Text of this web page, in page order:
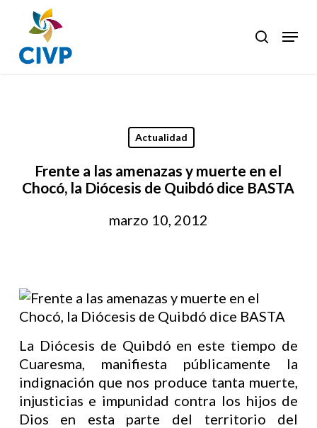
main
content
search
Menu
Actualidad
Frente a las amenazas y muerte en el
Chocó, la Diócesis de Quibdó dice BASTA
marzo 10, 2012
La Diócesis de Quibdó en este tiempo de
Cuaresma, manifiesta públicamente la
indignación que nos produce tanta muerte,
injusticias e impunidad contra los hijos de
Dios en esta parte del territorio del
Close